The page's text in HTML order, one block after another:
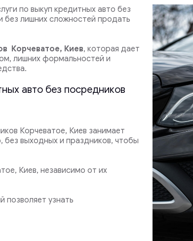
по выкуп кредитных авто без
лишних сложностей продать
Корчеватое, Киев, которая дает
лишних формальностей и
авто без посредников
Корчеватое, Киев занимает
без выходных и праздников, чтобы
Киев, независимо от их
позволяет узнать